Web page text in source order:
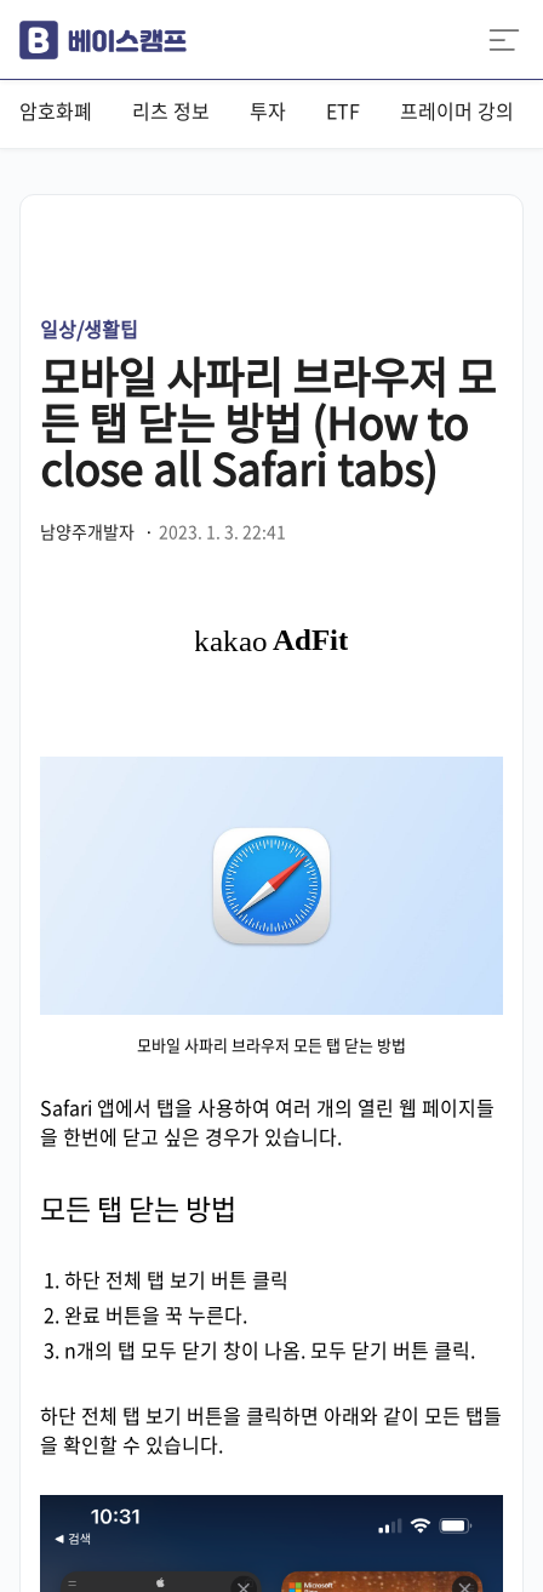
암호화폐 리츠 정보 투자 ETF 프레이머 강의
일상/생활팁
모바일 사파리 브라우저 모
든 탭 닫는 방법 (How to
close all Safari tabs)
남양주개발자 · 2023. 1. 3. 22:41
모바일 사파리 브라우저 모든 탭 닫는 방법
Safari 앱에서 탭을 사용하여 여러 개의 열린 웹 페이지들
을 한번에 닫고 싶은 경우가 있습니다.
모든 탭 닫는 방법
하단 전체 탭 보기 버튼 클릭
완료 버튼을 꾹 누른다.
n개의 탭 모두 닫기 창이 나옴. 모두 닫기 버튼 클릭.
하단 전체 탭 보기 버튼을 클릭하면 아래와 같이 모든 탭들
을 확인할 수 있습니다.